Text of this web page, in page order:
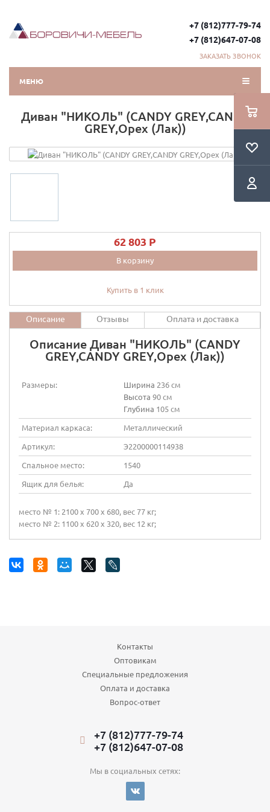
+7 (812)777-79-74
+7 (812)647-07-08
ЗАКАЗАТЬ ЗВОНОК
МЕНЮ
Диван "НИКОЛЬ" (CANDY GREY,CANDY
GREY,Орех (Лак))
62 803 P
В корзину
Купить в 1 клик
Описание Отзывы Оплата и доставка
Описание Диван "НИКОЛЬ" (CANDY
GREY,CANDY GREY,Орех (Лак))
Размеры: Ширина 236 см
Высота 90 см
Глубина 105 см
Материал каркаса:
Металлический
Артикул:
Э2200000114938
Спальное место:
1540
Ящик для белья:
Да
место № 1: 2100 х 700 х 680, вес 77 кг;
место № 2: 1100 х 620 х 320, вес 12 кг;
Контакты
Оптовикам
Специальные предложения
Оплата и доставка
Вопрос-ответ
+7 (812)777-79-74
+7 (812)647-07-08
Мы в социальных сетях: